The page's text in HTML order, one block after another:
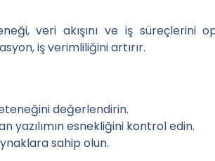
veri akışını ve iş süreçlerini
iş verimliliğini artırır.
değerlendirin.
yazılımın esnekliğini kontrol edin.
sahip olun.